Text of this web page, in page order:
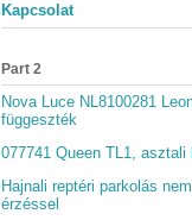
Kapcsolat
Part 2
Nova Luce NL8100281
függeszték
077741 Queen TL1, asztali
Hajnali reptéri parkolás
érzéssel